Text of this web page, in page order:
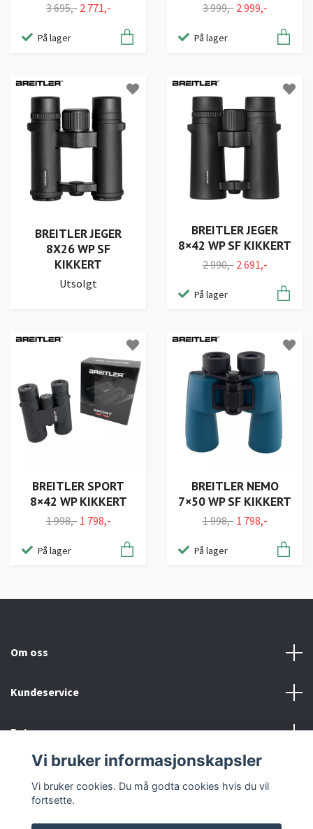
3 695,- 2 771,-
På lager
3 999,- 2 999,-
På lager
BREITLER JEGER
8X26 WP SF
KIKKERT
Utsolgt
BREITLER JEGER
8×42 WP SF KIKKERT
2 990,- 2 691,-
På lager
BREITLER SPORT
8×42 WP KIKKERT
1 998,- 1 798,-
På lager
BREITLER NEMO
7×50 WP SF KIKKERT
1 998,- 1 798,-
På lager
Om oss
Kundeservice
Fotmeny
Vi bruker informasjonskapsler
Vi bruker cookies. Du må godta cookies hvis du vil
fortsette.